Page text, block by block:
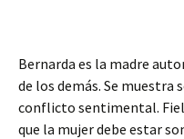
Bernarda es la madre
de los demás. Se
conflicto sentimental. Fiel
que la mujer debe estar